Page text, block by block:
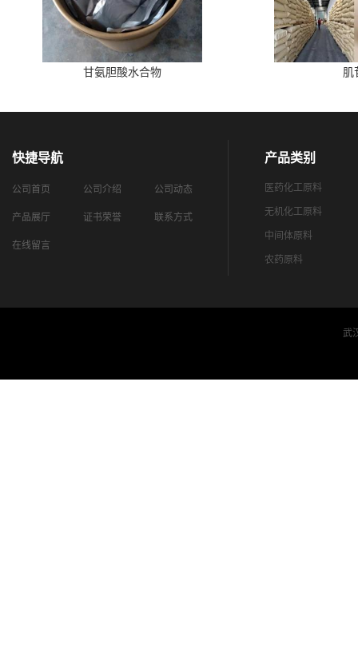
甘氨胆酸水合物 肌
快捷导航
公司首页 公司介绍 公司动态
产品展厅 证书荣誉 联系方式
在线留言
产品类别
医药化工原料
无机化工原料
中间体原料
农药原料
武